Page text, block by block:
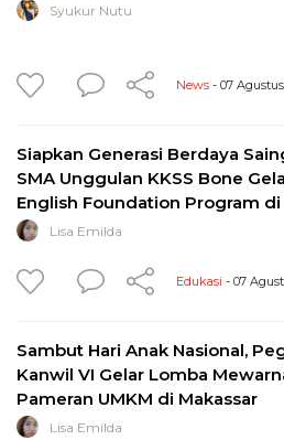
Syukur Nutu
News - 07 Agustus
Siapkan Generasi Berdaya
SMA Unggulan KKSS Bone
English Foundation Program di
Lisa Emilda
Edukasi - 07
Sambut Hari Anak Nasional,
Kanwil VI Gelar Lomba
Pameran UMKM di Makassar
Lisa Emilda